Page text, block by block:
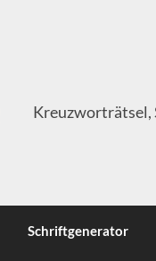
Kreuzworträtsel,
Schriftgenerator